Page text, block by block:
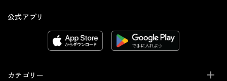
公式アプリ
カテゴリー